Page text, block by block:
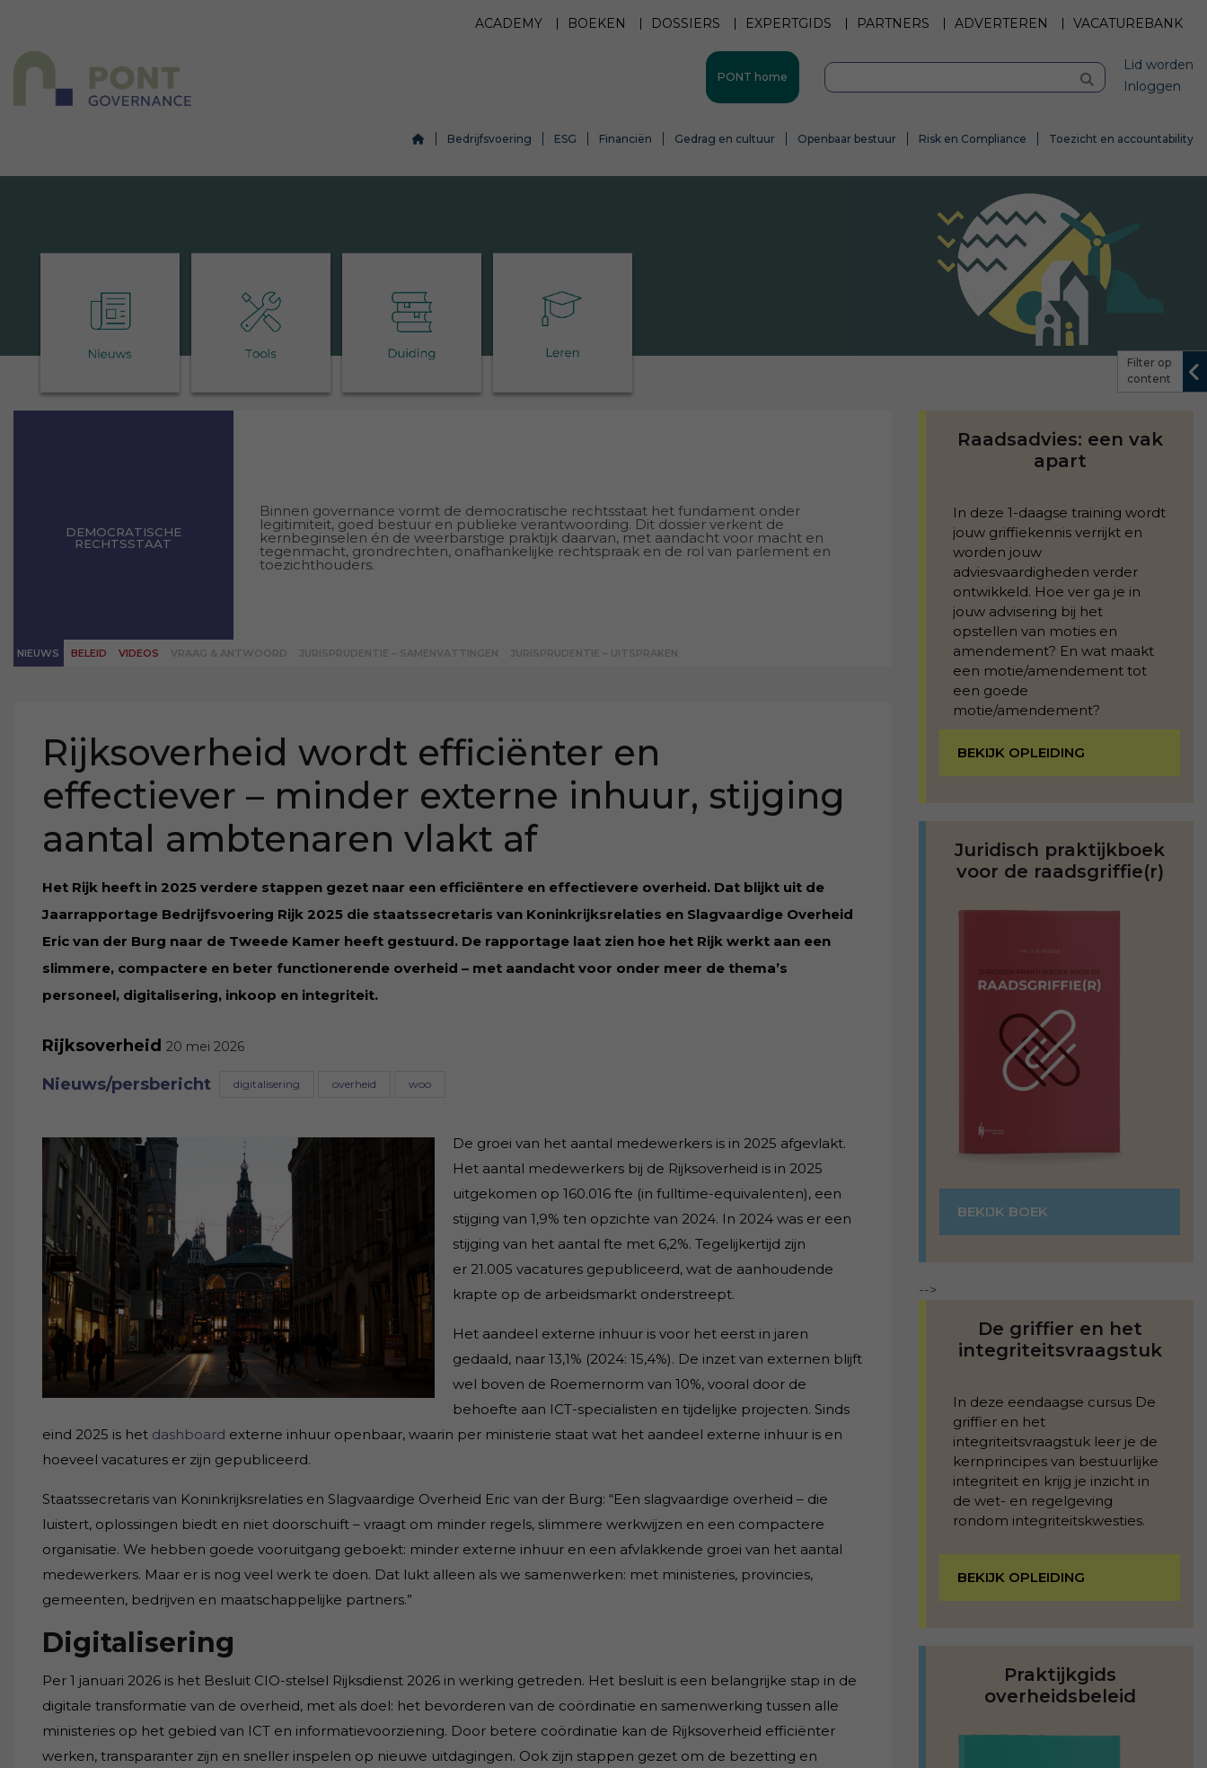
Filter op
content
ACADEMY BOEKEN DOSSIERS EXPERTGIDS PARTNERS ADVERTEREN VACATUREBANK
PONT home
Lid worden
Inloggen
Bedrijfsvoering ESG Financiën Gedrag en cultuur Openbaar bestuur Risk en Compliance Toezicht en accountability
DEMOCRATISCHE
RECHTSSTAAT
Binnen governance vormt de democratische rechtsstaat het fundament onder
legitimiteit, goed bestuur en publieke verantwoording. Dit dossier verkent de
kernbeginselen én de weerbarstige praktijk daarvan, met aandacht voor macht en
tegenmacht, grondrechten, onafhankelijke rechtspraak en de rol van parlement en
toezichthouders.
NIEUWS BELEID VIDEOS VRAAG & ANTWOORD JURISPRUDENTIE – SAMENVATTINGEN JURISPRUDENTIE – UITSPRAKEN
Rijksoverheid wordt efficiënter en
effectiever – minder externe inhuur, stijging
aantal ambtenaren vlakt af
Het Rijk heeft in 2025 verdere stappen gezet naar een efficiëntere en effectievere overheid. Dat blijkt uit de
Jaarrapportage Bedrijfsvoering Rijk 2025 die staatssecretaris van Koninkrijksrelaties en Slagvaardige Overheid
Eric van der Burg naar de Tweede Kamer heeft gestuurd. De rapportage laat zien hoe het Rijk werkt aan een
slimmere, compactere en beter functionerende overheid – met aandacht voor onder meer de thema’s
personeel, digitalisering, inkoop en integriteit.
Rijksoverheid 20 mei 2026
Nieuws/persbericht digitalisering overheid woo
De groei van het aantal medewerkers is in 2025 afgevlakt.
Het aantal medewerkers bij de Rijksoverheid is in 2025
uitgekomen op 160.016 fte (in fulltime-equivalenten), een
stijging van 1,9% ten opzichte van 2024. In 2024 was er een
stijging van het aantal fte met 6,2%. Tegelijkertijd zijn
er 21.005 vacatures gepubliceerd, wat de aanhoudende
krapte op de arbeidsmarkt onderstreept.
Het aandeel externe inhuur is voor het eerst in jaren
gedaald, naar 13,1% (2024: 15,4%). De inzet van externen blijft
wel boven de Roemernorm van 10%, vooral door de
behoefte aan ICT-specialisten en tijdelijke projecten. Sinds
eind 2025 is het dashboard externe inhuur openbaar, waarin per ministerie staat wat het aandeel externe inhuur is en
hoeveel vacatures er zijn gepubliceerd.
Staatssecretaris van Koninkrijksrelaties en Slagvaardige Overheid Eric van der Burg: “Een slagvaardige overheid – die
luistert, oplossingen biedt en niet doorschuift – vraagt om minder regels, slimmere werkwijzen en een compactere
organisatie. We hebben goede vooruitgang geboekt: minder externe inhuur en een afvlakkende groei van het aantal
medewerkers. Maar er is nog veel werk te doen. Dat lukt alleen als we samenwerken: met ministeries, provincies,
gemeenten, bedrijven en maatschappelijke partners.”
Digitalisering
Per 1 januari 2026 is het Besluit CIO-stelsel Rijksdienst 2026 in werking getreden. Het besluit is een belangrijke stap in de
digitale transformatie van de overheid, met als doel: het bevorderen van de coördinatie en samenwerking tussen alle
ministeries op het gebied van ICT en informatievoorziening. Door betere coördinatie kan de Rijksoverheid efficiënter
werken, transparanter zijn en sneller inspelen op nieuwe uitdagingen. Ook zijn stappen gezet om de bezetting en
Raadsadvies: een vak
apart
In deze 1-daagse training wordt
jouw griffiekennis verrijkt en
worden jouw
adviesvaardigheden verder
ontwikkeld. Hoe ver ga je in
jouw advisering bij het
opstellen van moties en
amendement? En wat maakt
een motie/amendement tot
een goede
motie/amendement?
BEKIJK OPLEIDING
Juridisch praktijkboek
voor de raadsgriffie(r)
BEKIJK BOEK
-->
De griffier en het
integriteitsvraagstuk
In deze eendaagse cursus De
griffier en het
integriteitsvraagstuk leer je de
kernprincipes van bestuurlijke
integriteit en krijg je inzicht in
de wet- en regelgeving
rondom integriteitskwesties.
BEKIJK OPLEIDING
Praktijkgids
overheidsbeleid